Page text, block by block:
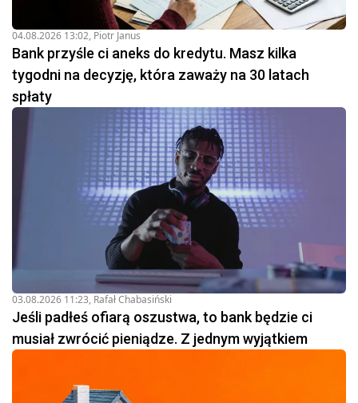
04.08.2026 13:02, Piotr Janus
Bank przyśle ci aneks do kredytu. Masz kilka
tygodni na decyzję, która zaważy na 30 latach
spłaty
03.08.2026 11:23, Rafał Chabasiński
Jeśli padłeś ofiarą oszustwa, to bank będzie ci
musiał zwrócić pieniądze. Z jednym wyjątkiem